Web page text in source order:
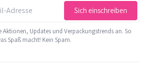
Sich einschreiben
Aktionen, Updates und Verpackungstrends an. So
Spaß macht! Kein Spam.